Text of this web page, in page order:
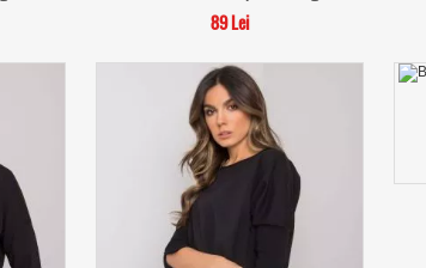
89 Lei